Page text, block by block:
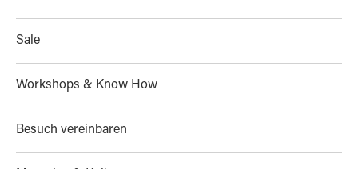
Sale
Workshops & Know How
Besuch vereinbaren